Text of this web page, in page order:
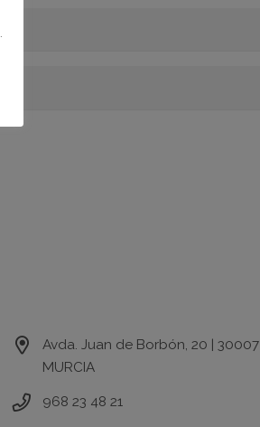
Avda. Juan de Borbón, 20 | 30007
MURCIA
968 23 48 21